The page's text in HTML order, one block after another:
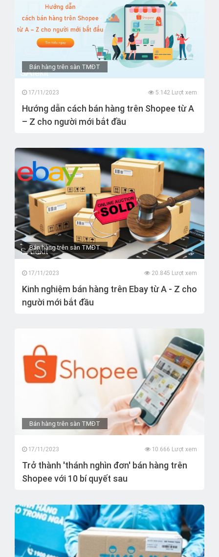
Bán hàng trên sàn TMĐT
17/11/2023 5.142 Lượt xem
Hướng dẫn cách bán hàng trên Shopee từ A
– Z cho người mới bắt đầu
Bán hàng trên sàn TMĐT
17/11/2023 20.845 Lượt xem
Kinh nghiệm bán hàng trên Ebay từ A - Z cho
người mới bắt đầu
Bán hàng trên sàn TMĐT
17/11/2023 10.666 Lượt xem
Trở thành 'thánh nghìn đơn' bán hàng trên
Shopee với 10 bí quyết sau